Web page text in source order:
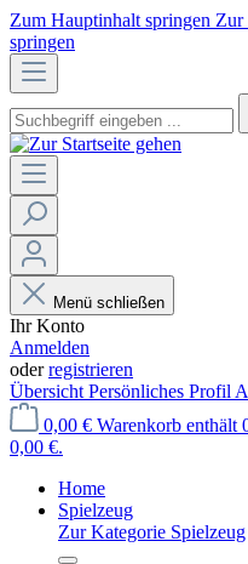
Zum Hauptinhalt springen Zur
springen
Menü schließen
Ihr Konto
Anmelden
oderregistrieren
Übersicht Persönliches Profil
0,00 € Warenkorb enthält
0,00 €.
Home
Spielzeug
Zur Kategorie Spielzeug